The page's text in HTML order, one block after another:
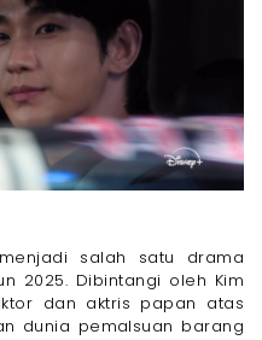
salah satu drama
2025. Dibintangi oleh Kim
dan aktris papan atas
dunia pemalsuan barang